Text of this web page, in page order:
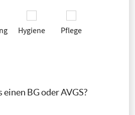
Hygiene Pflege
einen BG oder AVGS?